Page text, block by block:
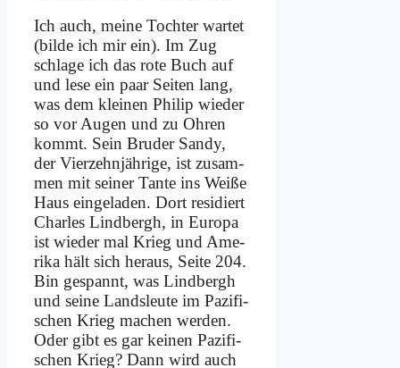
Ich auch, mei­ne Toch­ter war­tet
(bil­de ich mir ein). Im Zug
schla­ge ich das ro­te Buch auf
und le­se ein paar Sei­ten lang,
was dem klei­nen Phil­ip wie­der
so vor Au­gen und zu Oh­ren
kommt. Sein Bru­der San­dy,
der Vier­zehn­jäh­ri­ge, ist zu­sam­
men mit sei­ner Tan­te ins Wei­ße
Haus ein­ge­la­den. Dort re­si­diert
Charles Lind­bergh, in Eu­ro­pa
ist wie­der mal Krieg und Ame­
ri­ka hält sich her­aus, Sei­te 204.
Bin ge­spannt, was Lind­bergh
und sei­ne Lands­leu­te im Pa­zi­fi­
schen Krieg ma­chen wer­den.
Oder gibt es gar kei­nen Pa­zi­fi­
schen Krieg? Dann wird auch